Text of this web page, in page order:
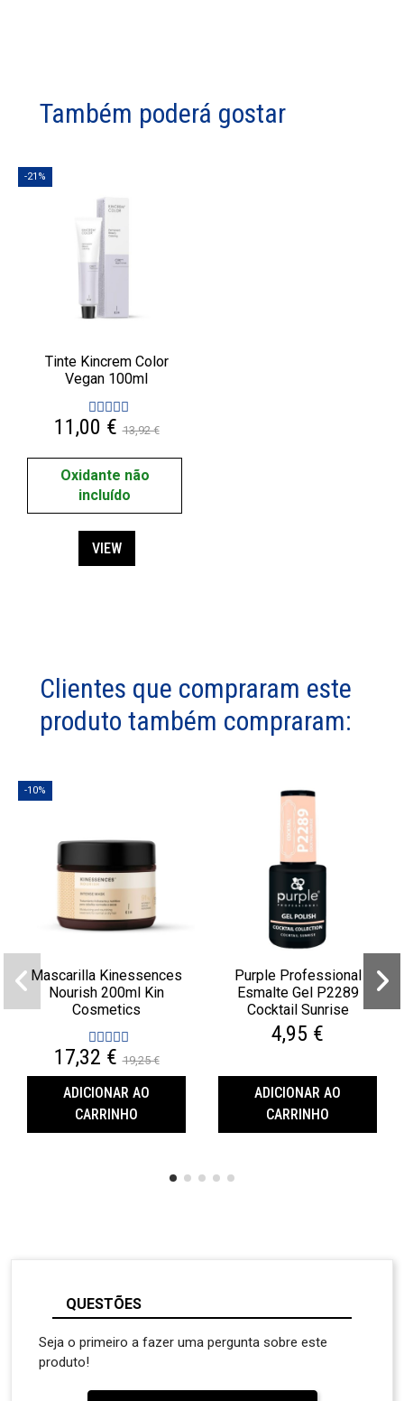
Também poderá gostar
-21%
Tinte Kincrem Color
Vegan 100ml
11,00 €13,92 €
Oxidante não
incluído
VIEW
Clientes que compraram este
produto também compraram:
-10%
Mascarilla Kinessences
Nourish 200ml Kin
Cosmetics
17,32 €19,25 €
ADICIONAR AO
CARRINHO
Purple Professional
Esmalte Gel P2289
Cocktail Sunrise
4,95 €
ADICIONAR AO
CARRINHO
QUESTÕES
Seja o primeiro a fazer uma pergunta sobre este
produto!